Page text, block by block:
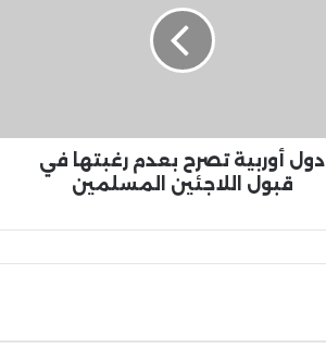
دول أوربية تصرح بعدم رغبتها في
قبول اللاجئين المسلمين